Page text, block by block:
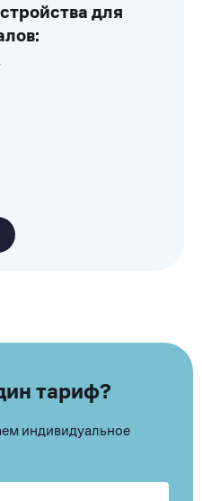
для
тариф?
индивидуальное